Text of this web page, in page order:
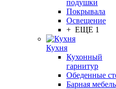
подушки
Покрывала
Освещение
+ ЕЩЕ 1
Кухня
Кухонный
гарнитур
Обеденные
Барная мебель